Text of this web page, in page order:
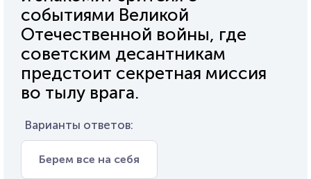
событиями Великой
Отечественной войны, где
советским десантникам
предстоит секретная миссия
во тылу врага.
Варианты ответов:
Берем все на себя